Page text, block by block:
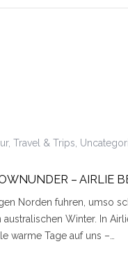
, Travel & Trips
– AIRLIE
Norden fuhren, umso
australischen Winter. In
warme Tage auf uns –…